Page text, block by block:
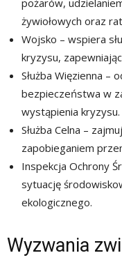
pożarów,
żywiołowych oraz
Wojsko – wspiera
kryzysu,
Służba Więzienna –
bezpieczeństwa w
wystąpienia kryzysu.
Służba Celna –
zapobieganiem
Inspekcja Ochrony
sytuację
ekologicznego.
Wyzwania